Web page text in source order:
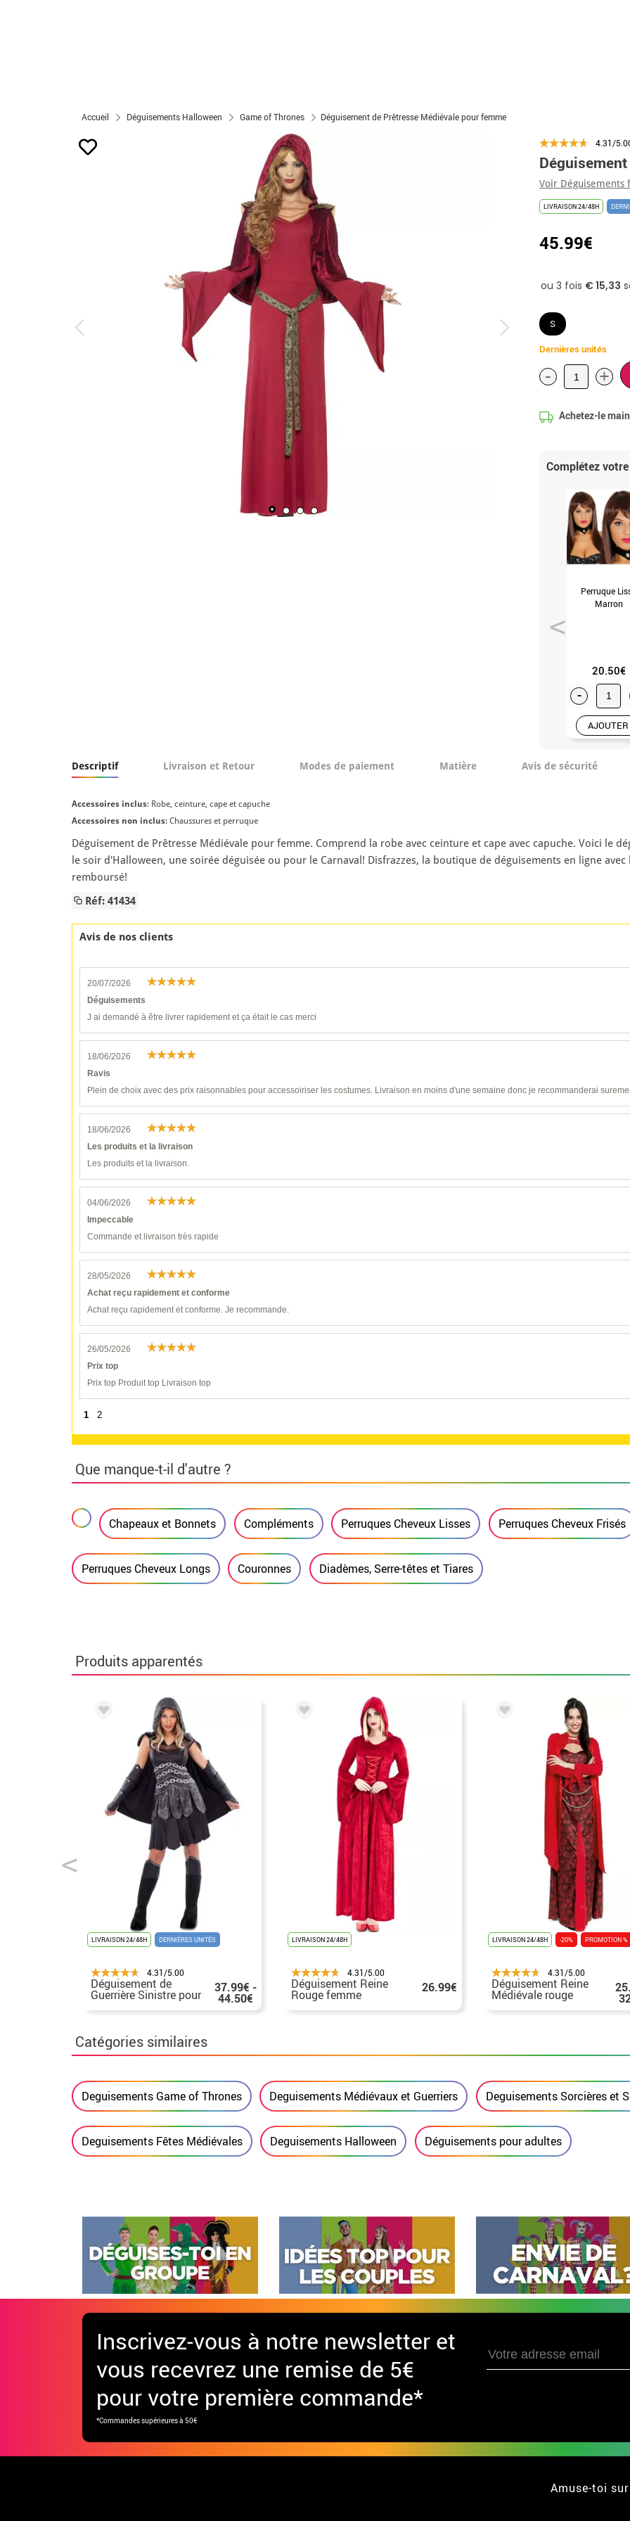
Accueil Déguisements Halloween Game of Thrones Déguisement de Prêtresse Médiévale pour femme
4.31/
Voir Déguisements
LIVRAISON 24/48H
45.99€
S
Dernières unités
- +
Achetez-le
Complétez
Perruque
Marron
20.50€
-
AJOUTER
Descriptif Livraison et Retour Modes de paiement Matière Avis de sécurité
Accessoires inclus: Robe, ceinture, cape et capuche
Accessoires non inclus: Chaussures et perruque
Déguisement de Prêtresse Médiévale pour femme. Comprend la robe avec ceinture et cape avec capuche. Voici le
le soir d'Halloween, une soirée déguisée ou pour le Carnaval! Disfrazzes, la boutique de déguisements en ligne
remboursé!
Réf: 41434
Avis de nos clients
20/07/2026
Déguisements
J ai demandé à être livrer rapidement et ça était le cas merci
18/06/2026
Ravis
Plein de choix avec des prix raisonnables pour accessoiriser les costumes. Livraison en moins d'une semaine donc je recommanderai
18/06/2026
Les produits et la livraison
Les produits et la livraison.
04/06/2026
Impeccable
Commande et livraison très rapide
28/05/2026
Achat reçu rapidement et conforme
Achat reçu rapidement et conforme. Je recommande.
26/05/2026
Prix top
Prix top Produit top Livraison top
1 2
Que manque-t-il d'autre ?
Chapeaux et Bonnets Compléments Perruques Cheveux Lisses Perruques Cheveux Frisés
Perruques Cheveux Longs Couronnes Diadèmes, Serre-têtes et Tiares
Produits apparentés
LIVRAISON 24/48H DERNIÈRES UNITÉS
4.31/5.00
Déguisement de
Guerrière Sinistre pour 37.99€ -
44.50€
LIVRAISON 24/48H
4.31/5.00
Déguisement Reine
Rouge femme 26.99€
LIVRAISON 24/48H -20% PROMOTION %
4.31/5.00
Déguisement Reine
Médiévale rouge
imprimé floral femme
Catégories similaires
Deguisements Game of Thrones Deguisements Médiévaux et Guerriers Deguisements Sorcières et
Deguisements Fêtes Médiévales Deguisements Halloween Déguisements pour adultes
Inscrivez-vous à notre newsletter et
vous recevrez une remise de 5€
pour votre première commande*
*Commandes supérieures à 50€
Amuse-toi